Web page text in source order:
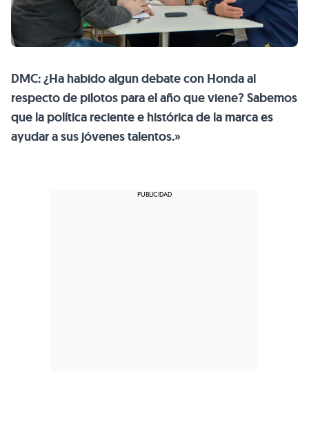
DMC: ¿Ha habido algun debate con Honda al
respecto de pilotos para el año que viene? Sabemos
que la política reciente e histórica de la marca es
ayudar a sus jóvenes talentos.»